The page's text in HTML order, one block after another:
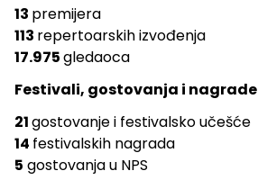
13 premijera
113 repertoarskih izvođenja
17.975gledaoca
Festivali, gostovanja i nagrade
21gostovanje i festivalsko učešće
14 festivalskih nagrada
5 gostovanja u NPS